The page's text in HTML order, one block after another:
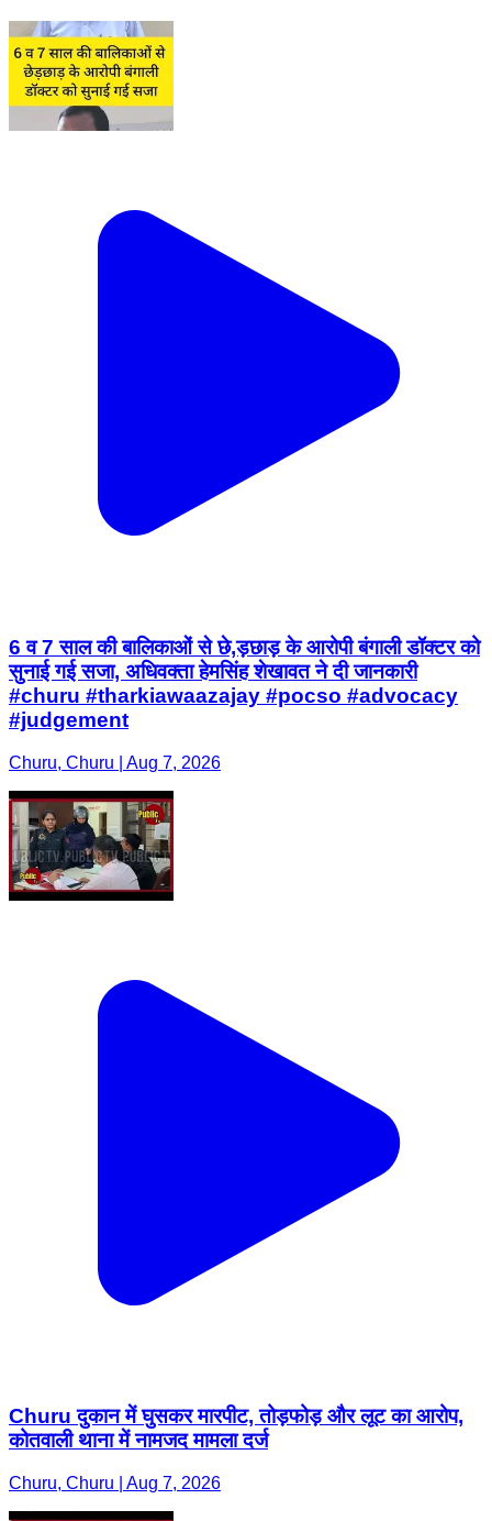
6 व 7 साल की बालिकाओं से छे,ड़छाड़ के आरोपी बंगाली डॉक्टर को
सुनाई गई सजा, अधिवक्ता हेमसिंह शेखावत ने दी जानकारी
#churu #tharkiawaazajay #pocso #advocacy
#judgement
Churu, Churu | Aug 7, 2026
Churu दुकान में घुसकर मारपीट, तोड़फोड़ और लूट का आरोप,
कोतवाली थाना में नामजद मामला दर्ज
Churu, Churu | Aug 7, 2026